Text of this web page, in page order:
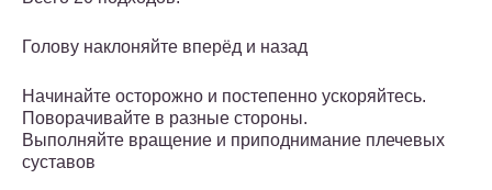
Голову наклоняйте вперёд и назад
Начинайте осторожно и постепенно ускоряйтесь.
Поворачивайте в разные стороны.
Выполняйте вращение и приподнимание плечевых
суставов